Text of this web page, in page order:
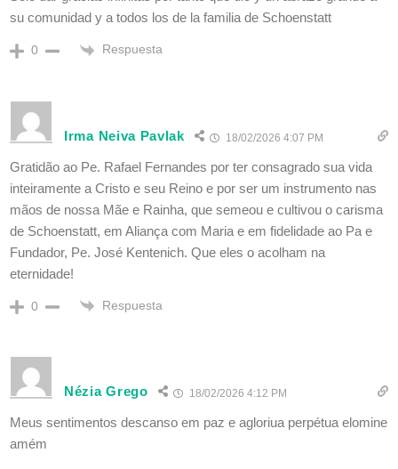
su comunidad y a todos los de la familia de Schoenstatt
0 Respuesta
Irma Neiva Pavlak 18/02/2026 4:07 PM
Gratidão ao Pe. Rafael Fernandes por ter consagrado sua vida
inteiramente a Cristo e seu Reino e por ser um instrumento nas
mãos de nossa Mãe e Rainha, que semeou e cultivou o carisma
de Schoenstatt, em Aliança com Maria e em fidelidade ao Pa e
Fundador, Pe. José Kentenich. Que eles o acolham na
eternidade!
0 Respuesta
Nézia Grego 18/02/2026 4:12 PM
Meus sentimentos descanso em paz e agloriua perpétua elomine
amém